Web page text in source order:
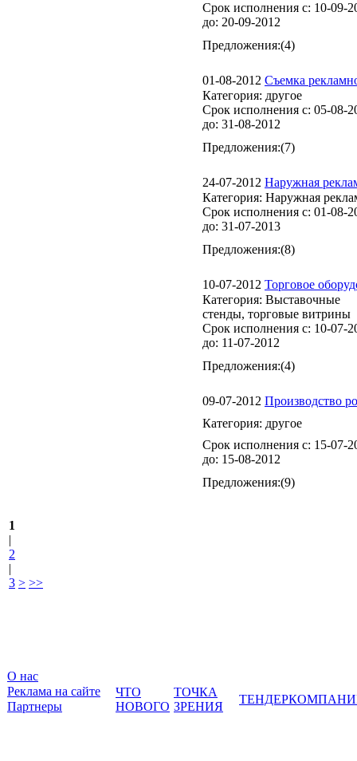
Срок исполнения с: 10-09-
до: 20-09-2012
Предложения:(4)
01-08-2012 Съемка
Категория: другое
Срок исполнения с: 05-08-
до: 31-08-2012
Предложения:(7)
24-07-2012 Наружная
Категория: Наружная
Срок исполнения с: 01-08-
до: 31-07-2013
Предложения:(8)
10-07-2012 Торговое
Категория: Выставочные
стенды, торговые витрины
Срок исполнения с: 10-07-
до: 11-07-2012
Предложения:(4)
09-07-2012 Производство
Категория: другое
Срок исполнения с: 15-07-
до: 15-08-2012
Предложения:(9)
1
|
2
|
3 > >>
О нас
Реклама на сайте
Партнеры
ЧТО
НОВОГО
ТОЧКА
ЗРЕНИЯ
ТЕНДЕР